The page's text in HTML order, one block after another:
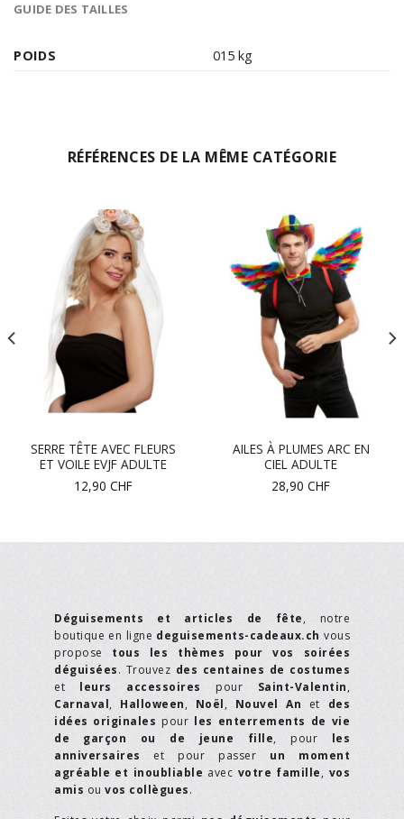
GUIDE DES TAILLES
POIDS 015 kg
RÉFÉRENCES DE LA MÊME CATÉGORIE
SERRE TÊTE AVEC FLEURS
ET VOILE EVJF ADULTE
12,90 CHF
AILES À PLUMES ARC EN
CIEL ADULTE
28,90 CHF
Déguisements et articles de fête, notre
boutique en ligne deguisements-cadeaux.ch vous
propose tous les thèmes pour vos soirées
déguisées. Trouvez des centaines de costumes
et leurs accessoires pour Saint-Valentin,
Carnaval, Halloween, Noël, Nouvel An et des
idées originales pour les enterrements de vie
de garçon ou de jeune fille, pour les
anniversaires et pour passer un moment
agréable et inoubliable avec votre famille, vos
amis ou vos collègues.